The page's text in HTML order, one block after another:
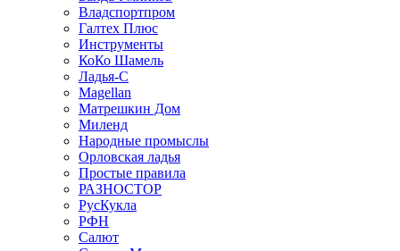
Владспортпром
Галтех Плюс
Инструменты
КоКо Шамель
Ладья-С
Мagellan
Матрешкин Дом
Миленд
Народные промыслы
Орловская ладья
Простые правила
РАЗНОСТОР
РусКукла
РФН
Салют